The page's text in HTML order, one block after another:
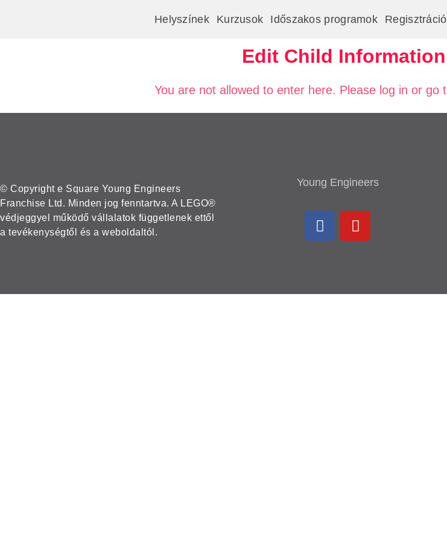
Helyszínek Kurzusok Időszakos programok Regisztráció
Edit Child Information
You are not allowed to enter here. Please log in or go
© Copyright e Square Young Engineers
Franchise Ltd. Minden jog fenntartva. A LEGO®
védjeggyel működő vállalatok függetlenek ettől
a tevékenységtől és a weboldaltól.
Young Engineers